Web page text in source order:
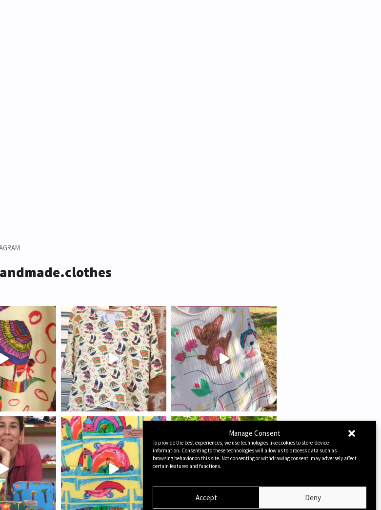
Manage Consent
To provide the best experiences, we use technologies like cookies to store device
information. Consenting to these technologies will allow us to process data such as
browsing behavior on this site. Not consenting or withdrawing consent, may adversely affect
certain features and functions.
Accept Deny